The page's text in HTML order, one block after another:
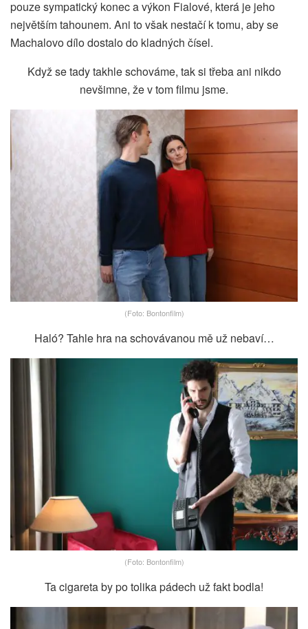
pouze sympatický konec a výkon Fialové, která je jeho
největším tahounem. Ani to však nestačí k tomu, aby se
Machalovo dílo dostalo do kladných čísel.
Když se tady takhle schováme, tak si třeba ani nikdo
nevšimne, že v tom filmu jsme.
(Foto: Bontonfilm)
Haló? Tahle hra na schovávanou mě už nebaví…
(Foto: Bontonfilm)
Ta cigareta by po tolika pádech už fakt bodla!